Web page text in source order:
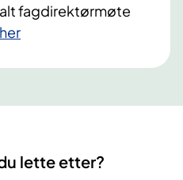
fagdirektørmøte
her
lette etter?